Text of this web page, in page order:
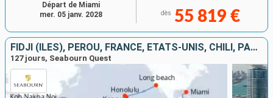
dès 55 819 €
Départ de Miami
mer. 05 janv. 2028
FIDJI (ÎLES), PÉROU, FRANCE, ÉTATS-UNIS, CHILI, PANAMA, AUSTRALIE, NOUVELLE-ZÉLANDE, NOUVELLE-CALÉDONIE, TONGA, ÎLES COOK, SAMOA, VANUATU, ÉQUATEUR, THAÏLANDE, PAPOUASIE-NOUVELLE-GUINÉE
127 jours, Seabourn Quest